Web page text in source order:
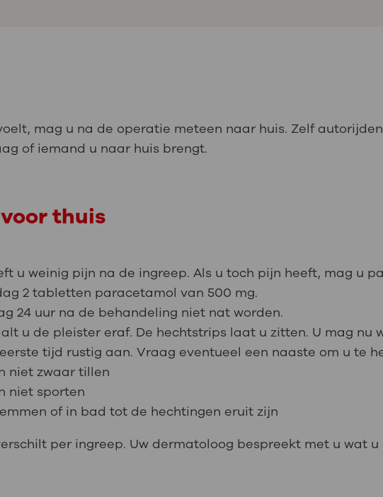
mag u na de operatie meteen naar huis. Zelf
of iemand u naar huis brengt.
thuis
u weinig pijn na de ingreep. Als u toch pijn heeft, mag u
2 tabletten paracetamol van 500 mg.
24 uur na de behandeling niet nat worden.
u de pleister eraf. De hechtstrips laat u zitten. U mag nu
tijd rustig aan. Vraag eventueel een naaste om u te
niet zwaar tillen
niet sporten
of in bad tot de hechtingen eruit zijn
per ingreep. Uw dermatoloog bespreekt met u wat